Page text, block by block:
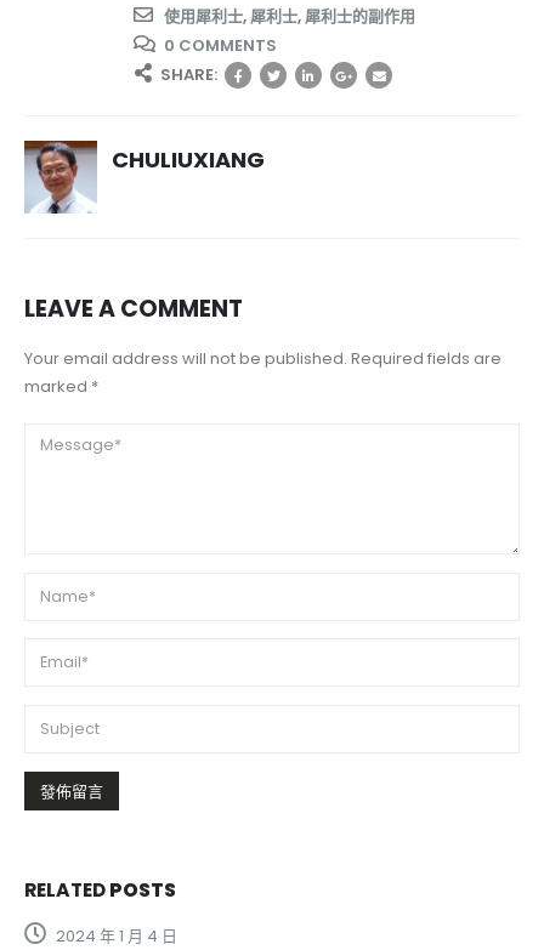
使用犀利士, 犀利士, 犀利士的副作用
0 COMMENTS
SHARE:
CHULIUXIANG
LEAVE A COMMENT
Your email address will not be published. Required fields are
marked *
RELATEDPOSTS
2024 年 5 月 30 日